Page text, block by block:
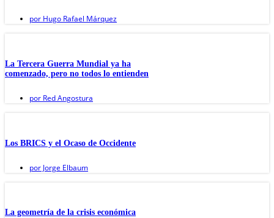
por Hugo Rafael Márquez
La Tercera Guerra Mundial ya ha
comenzado, pero no todos lo entienden
por Red Angostura
Los BRICS y el Ocaso de Occidente
por Jorge Elbaum
La geometría de la crisis económica